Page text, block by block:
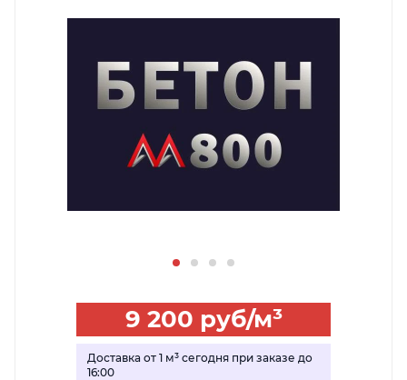
9 200 руб/м³
Доставка от 1 м³ сегодня при заказе до
16:00